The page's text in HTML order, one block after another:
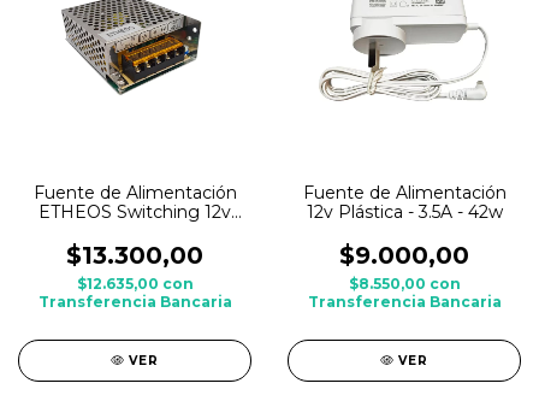
Fuente de Alimentación
ETHEOS Switching 12v
$13.300,00
$12.635,00 con
Transferencia Bancaria
VER
Fuente de Alimentación
12v Plástica - 3.5A - 42w
$9.000,00
$8.550,00 con
Transferencia Bancaria
VER